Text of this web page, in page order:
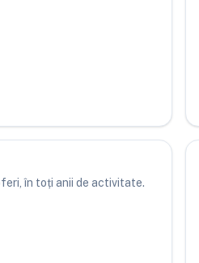
în toți anii de activitate.